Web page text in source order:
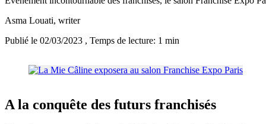
Asma Louati, writer
Publié le 02/03/2023 , Temps de lecture: 1 min
A la conquête des futurs franchisés